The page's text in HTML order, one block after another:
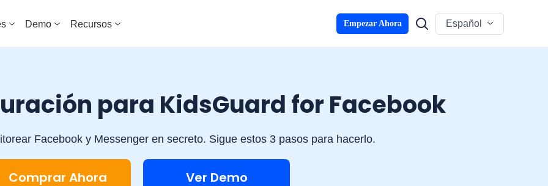
Demo Recursos Empezar Ahora Español
para KidsGuard for Facebook
Facebook y Messenger en secreto. Sigue estos 3 pasos para hacerlo.
Comprar Ahora Ver Demo